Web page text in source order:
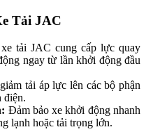
Tải JAC
tải JAC cung cấp lực quay
ngay từ lần khởi động đầu
tải áp lực lên các bộ phận
điện.
Đảm bảo xe khởi động nhanh
lạnh hoặc tải trọng lớn.